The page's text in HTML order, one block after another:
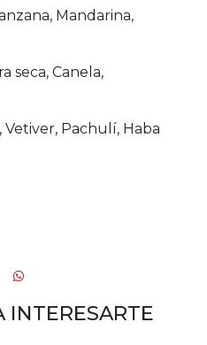
Mandarina,
seca, Canela,
Pachulí, Haba
INTERESARTE